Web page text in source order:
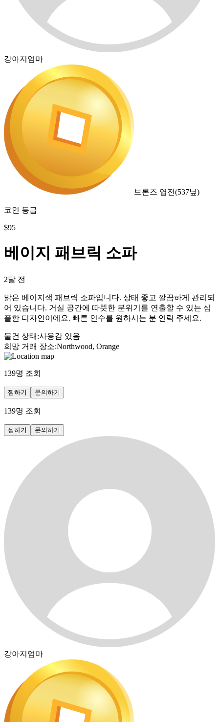
강아지엄마
브론즈 엽전(537닢)
코인 등급
$95
베이지 패브릭 소파
2달 전
밝은 베이지색 패브릭 소파입니다. 상태 좋고 깔끔하게 관리되
어 있습니다. 거실 공간에 따뜻한 분위기를 연출할 수 있는 심
플한 디자인이에요. 빠른 인수를 원하시는 분 연락 주세요.
물건 상태 :사용감 있음
희망 거래 장소:Northwood, Orange
139명 조회
찜하기 문의하기
139명 조회
찜하기 문의하기
강아지엄마